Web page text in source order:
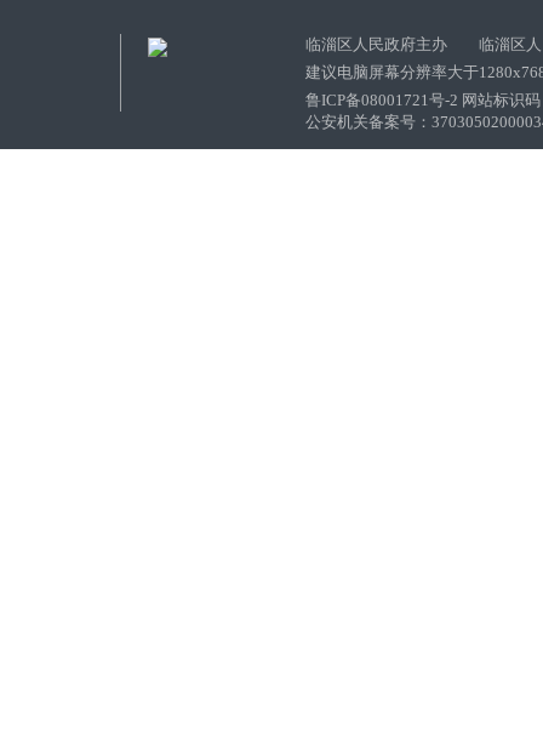
临淄区人民政府主办 临淄区人
建议电脑屏幕分辨率大于
鲁ICP备08001721号-2 网站标识
公安机关备案号：